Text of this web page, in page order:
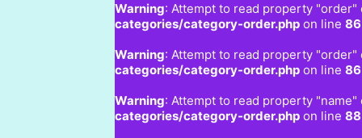
Warning: Attempt to read property
categories/category-order.php on line 86
Warning: Attempt to read property
categories/category-order.php on line 86
Warning: Attempt to read property
categories/category-order.php on line 88